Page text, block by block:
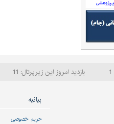
بازدید امروز این زیرپرتال: 11
بیانیه
حریم خصوصی